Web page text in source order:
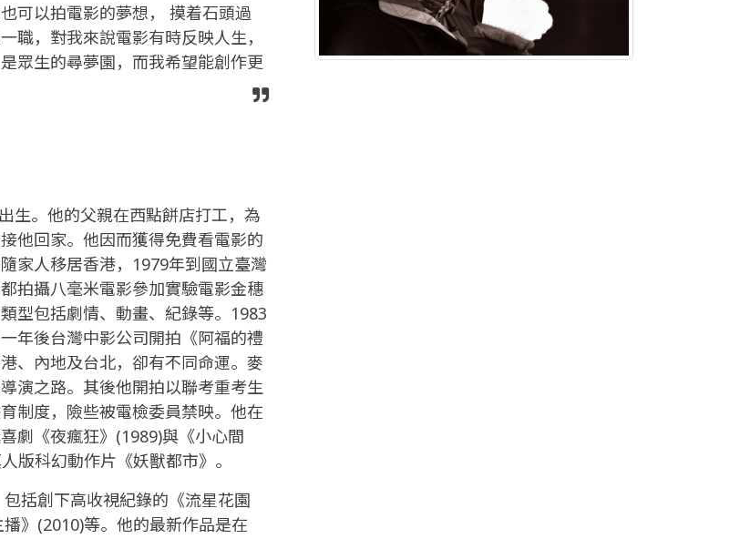
可以拍電影的夢想， 摸着石頭過
職，對我來說電影有時反映人生，
眾生的尋夢園，而我希望能創作更
生。他的父親在西點餅店打工，為
他回家。他因而獲得免費看電影的
家人移居香港，1979年到國立臺灣
拍攝八毫米電影參加實驗電影金穗
型包括劇情、動畫、紀錄等。1983
年後台灣中影公司開拍《阿福的禮
、內地及台北，卻有不同命運。麥
演之路。其後他開拍以聯考重考生
制度，險些被電檢委員禁映。他在
劇《夜瘋狂》(1989)與《小心間
版科幻動作片《妖獸都市》。
括創下高收視紀錄的《流星花園
》(2010)等。他的最新作品是在